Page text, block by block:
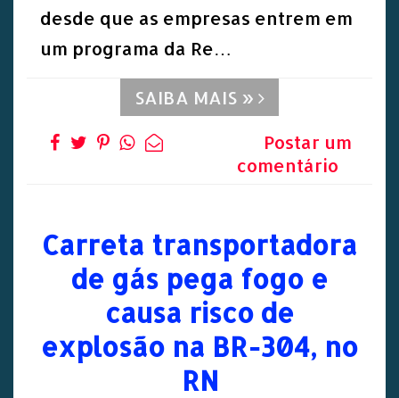
desde que as empresas entrem em
um programa da Re…
SAIBA MAIS »
Postar um
comentário
Carreta transportadora
de gás pega fogo e
causa risco de
explosão na BR-304, no
RN